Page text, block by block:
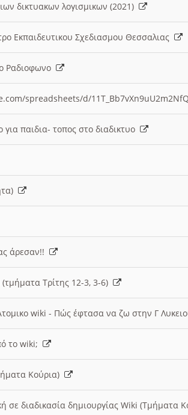
δικτυακων λογισμικων (2021)
Εκπαιδευτικου Σχεδιασμου Θεσσαλιας
Ραδιοφωνο
spreadsheets/d/
για παιδια- τοπος στο διαδικτυο
άρεσαν!!
Τρίτης 12-3, 3-6)
wiki - Πώς έφτασα να ζω στην Γ
το wiki;
Κούρια)
σε διαδικασία δημιουργίας Wiki (Τμήματα